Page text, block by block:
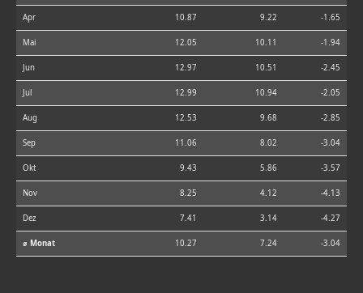
Apr 10.87 9.22 -1.65
Mai 12.05 10.11 -1.94
Jun 12.97 10.51 -2.45
Jul 12.99 10.94 -2.05
Aug 12.53 9.68 -2.85
Sep 11.06 8.02 -3.04
Okt 9.43 5.86 -3.57
Nov 8.25 4.12 -4.13
Dez 7.41 3.14 -4.27
⌀ Monat 10.27 7.24 -3.04